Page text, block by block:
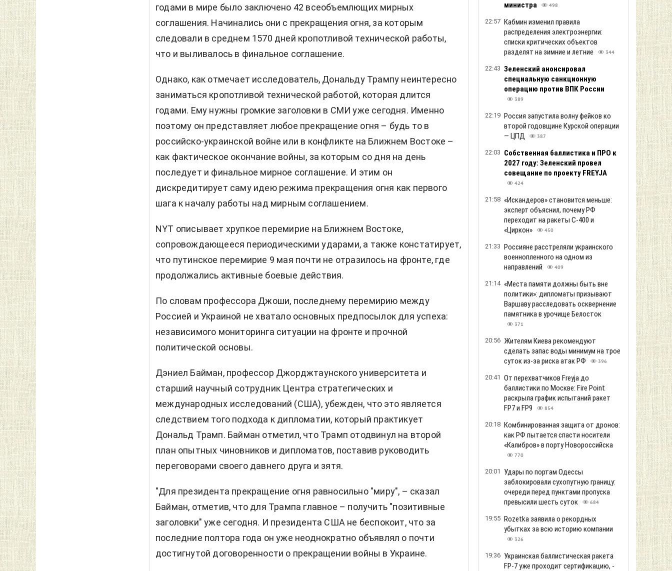
годами в мире было заключено 42 всеобъемлющих мирных
соглашения. Начинались они с прекращения огня, за которым
следовали в среднем 1570 дней кропотливой технической работы,
что и выливалось в финальное соглашение.
Однако, как отмечает исследователь, Дональду Трампу неинтересно
заниматься кропотливой технической работой, которая длится
годами. Ему нужны громкие заголовки в СМИ уже сегодня. Именно
поэтому он представляет любое прекращение огня – будь то в
российско-украинской войне или в конфликте на Ближнем Востоке –
как фактическое окончание войны, за которым со дня на день
последует и финальное мирное соглашение. И этим он
дискредитирует саму идею режима прекращения огня как первого
шага к началу работы над мирным соглашением.
NYT описывает хрупкое перемирие на Ближнем Востоке,
сопровождающееся периодическими ударами, а также констатирует,
что путинское перемирие 9 мая почти не отразилось на фронте, где
продолжались активные боевые действия.
По словам профессора Джоши, последнему перемирию между
Россией и Украиной не хватало основных предпосылок для успеха:
независимого мониторинга ситуации на фронте и прочной
политической основы.
Дэниел Байман, профессор Джорджтаунского университета и
старший научный сотрудник Центра стратегических и
международных исследований (США), убежден, что это является
следствием того подхода к дипломатии, который практикует
Дональд Трамп. Байман отметил, что Трамп отодвинул на второй
план опытных чиновников и дипломатов, поставив руководить
переговорами своего давнего друга и зятя.
"Для президента прекращение огня равносильно "миру", – сказал
Байман, отметив, что для Трампа главное – получить "позитивные
заголовки" уже сегодня. И президента США не беспокоит, что за
последние полтора года он уже неоднократно объявлял о почти
достигнутой договоренности о прекращении войны в Украине.
министра
498
22:57 Кабмин изменил правила
распределения электроэнергии:
списки критических объектов
разделят на зимние и летние
344
22:43 Зеленский анонсировал
специальную санкционную
операцию против ВПК России
389
22:19 Россия запустила волну фейков ко
второй годовщине Курской операции
— ЦПД
387
22:03 Собственная баллистика и ПРО к
2027 году: Зеленский провел
совещание по проекту FREYJA
424
21:58 «Искандеров» становится меньше:
эксперт объяснил, почему РФ
переходит на ракеты С-400 и
«Циркон»
450
21:33 Россияне расстреляли украинского
военнопленного на одном из
направлений
409
21:14 «Места памяти должны быть вне
политики»: дипломаты призывают
Варшаву расследовать осквернение
памятника в урочище Белосток
371
20:56 Жителям Киева рекомендуют
сделать запас воды минимум на трое
суток из-за риска атак РФ
396
20:41 От перехватчиков Freyja до
баллистики по Москве: Fire Point
раскрыла график испытаний ракет
FP7 и FP9
854
20:18 Комбинированная защита от дронов:
как РФ пытается спасти носители
«Калибров» в порту Новороссийска
770
20:01
Удары по портам Одессы
заблокировали сухопутную границу:
очереди перед пунктами пропуска
превысили шесть суток
684
19:55 Rozetka заявила о рекордных
убытках за всю историю компании
326
19:36 Украинская баллистическая ракета
FP-7 уже проходит сертификацию, -